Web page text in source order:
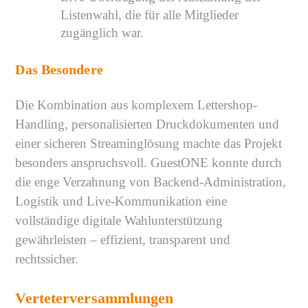
Listenwahl, die für alle Mitglieder
zugänglich war.
Das Besondere
Die Kombination aus komplexem Lettershop-
Handling, personalisierten Druckdokumenten und
einer sicheren Streaminglösung machte das Projekt
besonders anspruchsvoll. GuestONE konnte durch
die enge Verzahnung von Backend-Administration,
Logistik und Live-Kommunikation eine
vollständige digitale Wahlunterstützung
gewährleisten – effizient, transparent und
rechtssicher.
Verteterversammlungen